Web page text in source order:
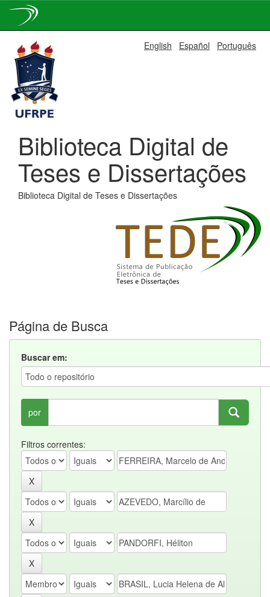
navigation
English Español Português
Biblioteca Digital de
Teses e Dissertações
Biblioteca Digital de Teses e Dissertações
Página de Busca
Buscar em:
por
Filtros correntes: